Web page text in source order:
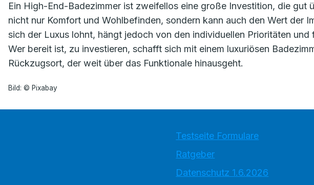
Ein High-End-Badezimmer ist zweifellos eine große Investition, die gut
nicht nur Komfort und Wohlbefinden, sondern kann auch den Wert der
sich der Luxus lohnt, hängt jedoch von den individuellen Prioritäten
Wer bereit ist, zu investieren, schafft sich mit einem luxuriösen
Rückzugsort, der weit über das Funktionale hinausgeht.
Bild: © Pixabay
Testseite Formulare
Ratgeber
Datenschutz 1.6.2026